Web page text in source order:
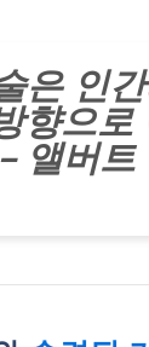
은 인
향으로
앨버